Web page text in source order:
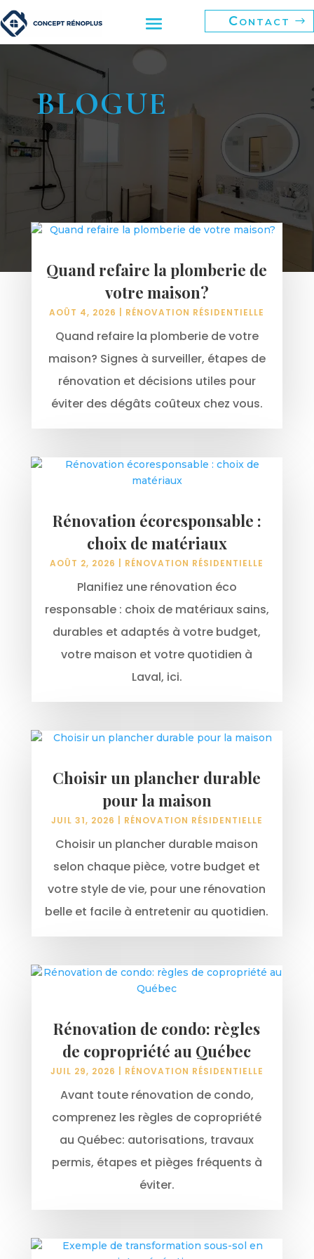
Contact
BLOGUE
Quand refaire la plomberie de
votre maison?
AOÛT 4, 2026 RÉNOVATION RÉSIDENTIELLE
Quand refaire la plomberie de votre
maison? Signes à surveiller, étapes de
rénovation et décisions utiles pour
éviter des dégâts coûteux chez vous.
Rénovation écoresponsable :
choix de matériaux
AOÛT 2, 2026 RÉNOVATION RÉSIDENTIELLE
Planifiez une rénovation éco
responsable : choix de matériaux sains,
durables et adaptés à votre budget,
votre maison et votre quotidien à
Laval, ici.
Choisir un plancher durable
pour la maison
JUIL 31, 2026 RÉNOVATION RÉSIDENTIELLE
Choisir un plancher durable maison
selon chaque pièce, votre budget et
votre style de vie, pour une rénovation
belle et facile à entretenir au quotidien.
Rénovation de condo: règles
de copropriété au Québec
JUIL 29, 2026 RÉNOVATION RÉSIDENTIELLE
Avant toute rénovation de condo,
comprenez les règles de copropriété
au Québec: autorisations, travaux
permis, étapes et pièges fréquents à
éviter.